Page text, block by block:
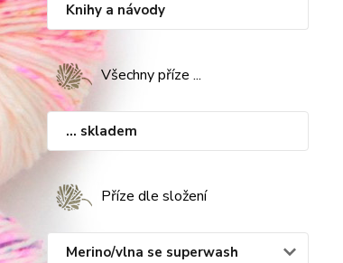
Knihy a návody
Všechny příze ...
... skladem
Příze dle složení
Merino/vlna se superwash